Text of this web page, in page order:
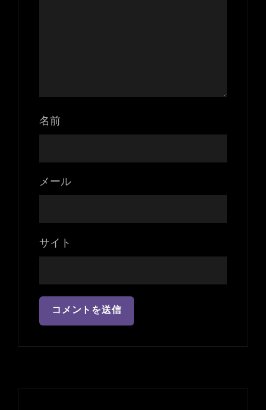
名前
メール
サイト